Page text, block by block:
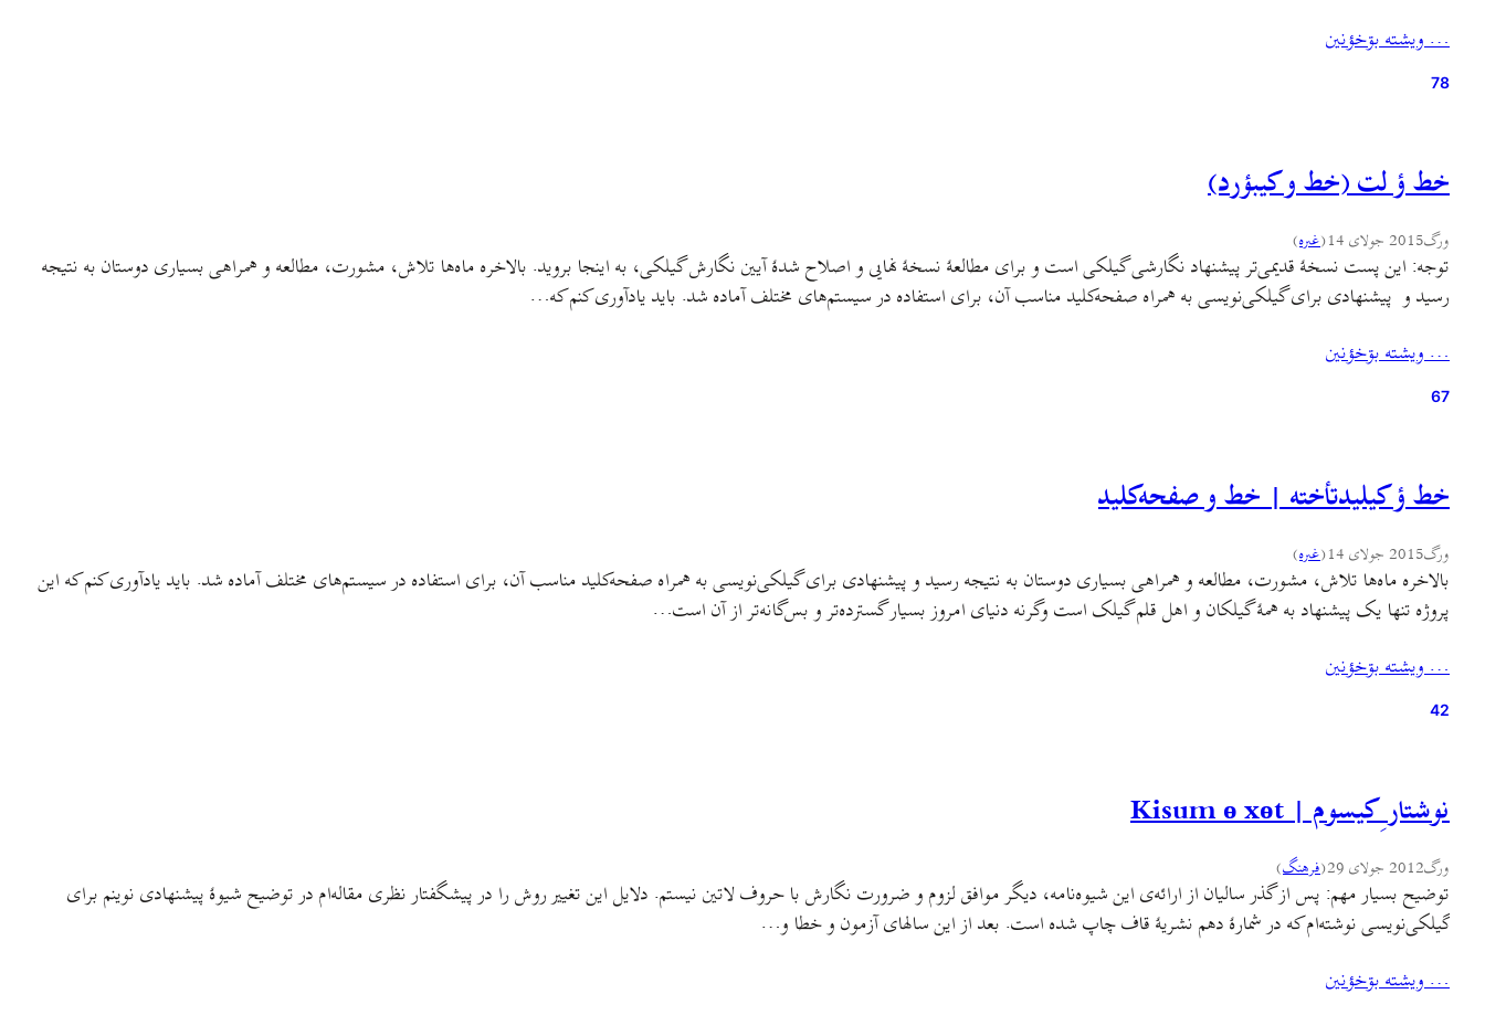
… ويشته بۊخؤنين
78
خط ؤ لت (خط و کیبؤرد)
ورگ2015 جولای 14 (غىره)
توجه: این پست نسخهٔ قدیمی‌تر پیشنهاد نگارشی گیلکی است و برای مطالعهٔ نسخهٔ نهایی و اصلاح‌ شدهٔ آیین نگارش گیلکی، به اینجا بروید. بالاخره ماه‌ها تلاش، مشورت، مطالعه و همراهی بسیاری دوستان به نتیجه
رسید و پیشنهادی برای گیلکی‌نویسی به همراه صفحه‌کلید مناسب آن، برای استفاده در سیستم‌های مختلف آماده شد. باید یادآوری کنم که…
… ويشته بۊخؤنين
67
خط ؤ کيليدتأخته | خط و صفحه‌کلید
ورگ2015 جولای 14 (غىره)
بالاخره ماه‌ها تلاش، مشورت، مطالعه و همراهی بسیاری دوستان به نتیجه رسید و پیشنهادی برای گیلکی‌نویسی به همراه صفحه‌کلید مناسب آن، برای استفاده در سیستم‌های مختلف آماده شد. باید یادآوری کنم که این
پروژه تنها یک پیشنهاد به همهٔ گیلکان و اهل قلم گیلک است وگرنه دنیای امروز بسیار گسترده‌تر و بس‌گانه‌تر از آن است…
… ويشته بۊخؤنين
42
نوشتار ِ کیسوم | Kisum ө xөt
ورگ2012 جولای 29 (فرهنگ)
توضیح بسیار مهم: پس از گذر سالیان از ارائه‌ی این شیوه‌نامه، دیگر موافق لزوم و ضرورت نگارش با حروف لاتین نیستم. دلایل این تغییر روش را در پیشگفتار نظری مقاله‌ام در توضیح شیوهٔ پیشنهادی نوینم برای
گیلکی‌نویسی نوشته‌ام که در شمارهٔ دهم نشریهٔ قاف چاپ شده است. بعد از این سالهای آزمون و خطا و…
… ويشته بۊخؤنين